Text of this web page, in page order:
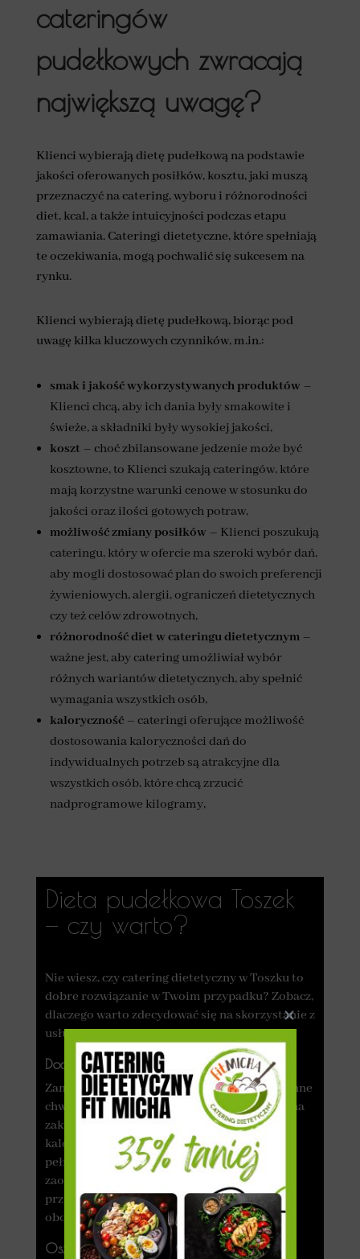
cateringów
pudełkowych zwracają
największą uwagę?
Klienci wybierają dietę pudełkową na podstawie
jakości oferowanych posiłków, kosztu, jaki muszą
przeznaczyć na catering, wyboru i różnorodności
diet, kcal, a także intuicyjności podczas etapu
zamawiania. Cateringi dietetyczne, które spełniają
te oczekiwania, mogą pochwalić się sukcesem na
rynku.
Klienci wybierają dietę pudełkową, biorąc pod
uwagę kilka kluczowych czynników, m.in.:
smak i jakość wykorzystywanych produktów –
Klienci chcą, aby ich dania były smakowite i
świeże, a składniki były wysokiej jakości,
koszt– choć zbilansowane jedzenie może być
kosztowne, to Klienci szukają cateringów, które
mają korzystne warunki cenowe w stosunku do
jakości oraz ilości gotowych potraw,
możliwość zmiany posiłków – Klienci poszukują
cateringu, który w ofercie ma szeroki wybór dań,
aby mogli dostosować plan do swoich preferencji
żywieniowych, alergii, ograniczeń dietetycznych
czy też celów zdrowotnych,
różnorodność dietw cateringu dietetycznym–
ważne jest, aby catering umożliwiał wybór
różnych wariantów dietetycznych, aby spełnić
wymagania wszystkich osób,
kaloryczność– cateringi oferujące możliwość
dostosowania kaloryczności dań do
indywidualnych potrzeb są atrakcyjne dla
wszystkich osób, które chcą zrzucić
nadprogramowe kilogramy,
Dieta pudełkowa Toszek
— czy warto?
Nie wiesz, czy catering dietetyczny w Toszku to
dobre rozwiązanie w Twoim przypadku? Zobacz,
dlaczego warto zdecydować się na skorzystanie z
usług cateringu pudełkowego!
Dodatkowy czas na przyjemności
Zamawiając dietę pudełkową, oszczędzasz cenne
chwile, które standardowo trzeba poświęcić na
zakupy, przygotowywanie jedzenia, liczenie
kalorii i zmywanie. Catering dowozi
pełnowartościowe potrawy, co pozwala
zaoszczędzić cenny czas, który możesz
przeznaczyć na wykonywanie innych
obowiązków lub relaks.
Oszczędność kosztów